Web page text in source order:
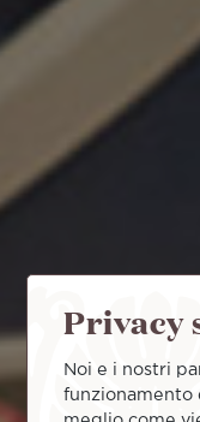
Privacy
Noi e i nostri
funzionamento